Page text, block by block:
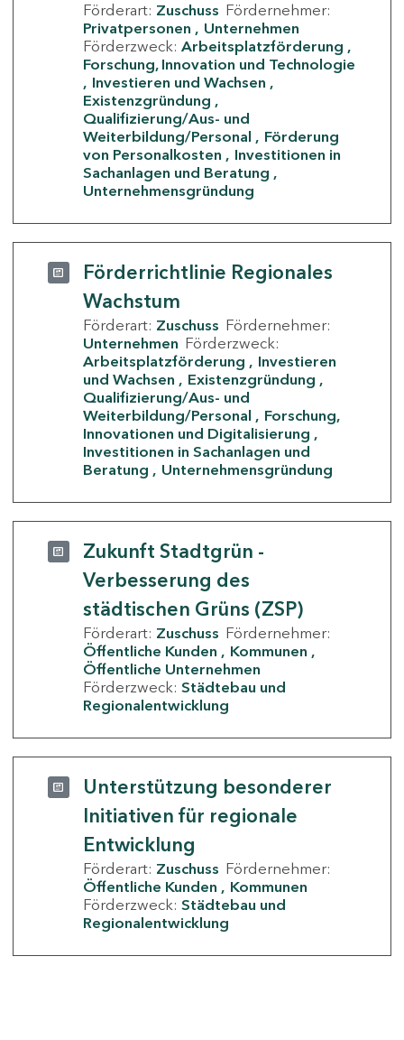
Förderart: Zuschuss Fördernehmer:
Privatpersonen
Unternehmen
Förderzweck: Arbeitsplatzförderung
Forschung, Innovation und Technologie
Investieren und Wachsen
Existenzgründung
Qualifizierung/Aus- und
Weiterbildung/Personal
Förderung
von Personalkosten
Investitionen in
Sachanlagen und Beratung
Unternehmensgründung
Förderrichtlinie Regionales
Wachstum
Förderart: Zuschuss Fördernehmer:
Unternehmen Förderzweck:
Arbeitsplatzförderung
Investieren
und Wachsen
Existenzgründung
Qualifizierung/Aus- und
Weiterbildung/Personal
Forschung,
Innovationen und Digitalisierung
Investitionen in Sachanlagen und
Beratung
Unternehmensgründung
Zukunft Stadtgrün -
Verbesserung des
städtischen Grüns (ZSP)
Förderart: Zuschuss Fördernehmer:
Öffentliche Kunden
Kommunen
Öffentliche Unternehmen
Förderzweck: Städtebau und
Regionalentwicklung
Unterstützung besonderer
Initiativen für regionale
Entwicklung
Förderart: Zuschuss Fördernehmer:
Öffentliche Kunden
Kommunen
Förderzweck: Städtebau und
Regionalentwicklung